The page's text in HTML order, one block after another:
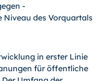
-
des Vorquartals
in erster Linie
für öffentliche